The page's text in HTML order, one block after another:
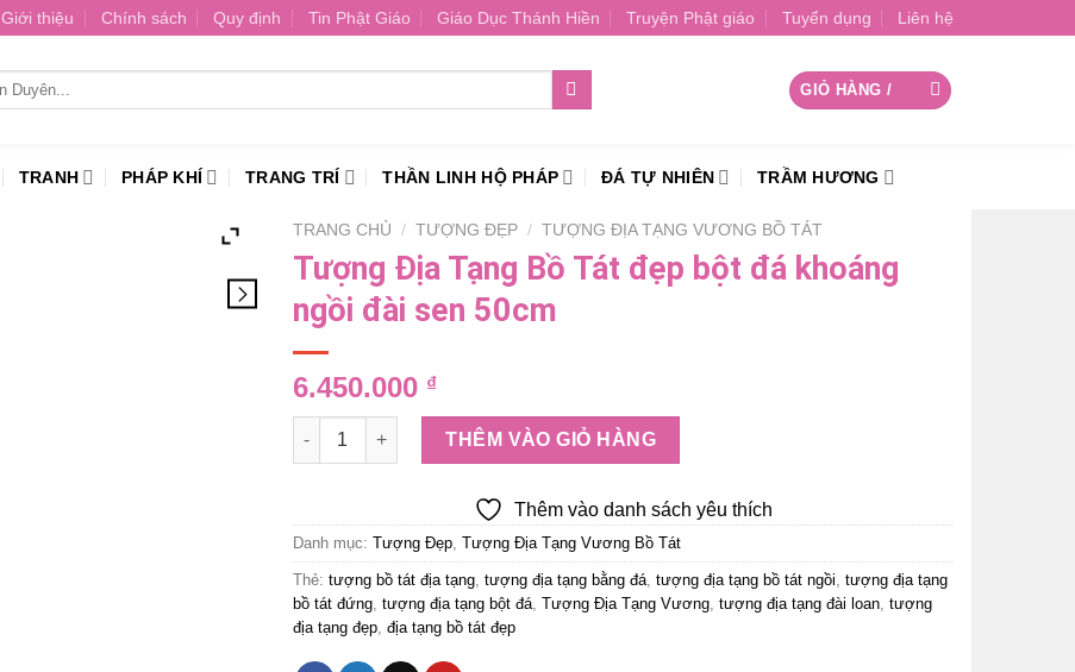
Giới thiệu Chính sách Quy định Tin Phật Giáo Giáo Dục Thánh Hiền Truyện Phật giáo Tuyển dụng Liên hệ
GIỎ HÀNG /
TRANH PHÁP KHÍ TRANG TRÍ THẦN LINH HỘ PHÁP ĐÁ TỰ NHIÊN TRẦM HƯƠNG
TRANG CHỦ / TƯỢNG ĐẸP / TƯỢNG ĐỊA TẠNG VƯƠNG BỒ TÁT
Tượng Địa Tạng Bồ Tát đẹp bột đá khoáng
ngồi đài sen 50cm
6.450.000 ₫
Tượng Địa Tạng Bồ Tát đẹp bột đá khoáng ngồi đài sen 50cm số lượng
THÊM VÀO GIỎ HÀNG
Thêm vào danh sách yêu thích
Danh mục: Tượng Đẹp Tượng Địa Tạng Vương Bồ Tát
Thẻ: tượng bồ tát địa tạng tượng địa tạng bằng đá tượng địa tạng bồ tát ngồi tượng địa tạng
bồ tát đứng tượng địa tạng bột đá Tượng Địa Tạng Vương tượng địa tạng đài loan tượng
địa tạng đẹp địa tạng bồ tát đẹp